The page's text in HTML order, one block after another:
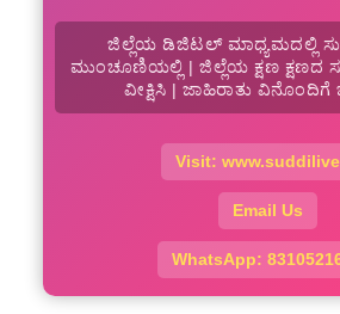
ಜಿಲ್ಲೆಯ ಡಿಜಿಟಲ್ ಮಾಧ್ಯಮದಲ್ಲಿ
ಮುಂಚೂಣಿಯಲ್ಲಿ | ಜಿಲ್ಲೆಯ ಕ್ಷಣ ಕ್ಷಣದ
ವೀಕ್ಷಿಸಿ | ಜಾಹಿರಾತು
Visit:
Email Us
WhatsApp: